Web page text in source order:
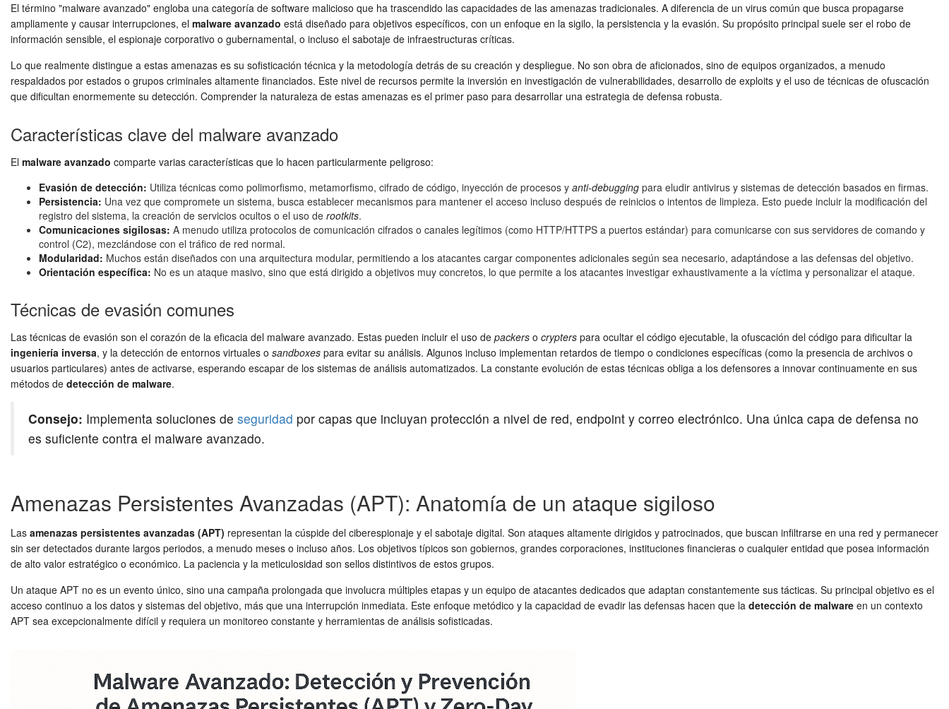
El término "malware avanzado" engloba una categoría de software malicioso que ha trascendido las capacidades de las amenazas tradicionales. A diferencia de un virus común que busca propagarse
ampliamente y causar interrupciones, el malware avanzado está diseñado para objetivos específicos, con un enfoque en la sigilo, la persistencia y la evasión. Su propósito principal suele ser el robo de
información sensible, el espionaje corporativo o gubernamental, o incluso el sabotaje de infraestructuras críticas.
Lo que realmente distingue a estas amenazas es su sofisticación técnica y la metodología detrás de su creación y despliegue. No son obra de aficionados, sino de equipos organizados, a menudo
respaldados por estados o grupos criminales altamente financiados. Este nivel de recursos permite la inversión en investigación de vulnerabilidades, desarrollo de exploits y el uso de técnicas de ofuscación
que dificultan enormemente su detección. Comprender la naturaleza de estas amenazas es el primer paso para desarrollar una estrategia de defensa robusta.
Características clave del malware avanzado
El malware avanzado comparte varias características que lo hacen particularmente peligroso:
Evasión de detección: Utiliza técnicas como polimorfismo, metamorfismo, cifrado de código, inyección de procesos y anti-debugging para eludir antivirus y sistemas de detección basados en firmas.
Persistencia: Una vez que compromete un sistema, busca establecer mecanismos para mantener el acceso incluso después de reinicios o intentos de limpieza. Esto puede incluir la modificación del
registro del sistema, la creación de servicios ocultos o el uso de rootkits.
Comunicaciones sigilosas: A menudo utiliza protocolos de comunicación cifrados o canales legítimos (como HTTP/HTTPS a puertos estándar) para comunicarse con sus servidores de comando y
control (C2), mezclándose con el tráfico de red normal.
Modularidad: Muchos están diseñados con una arquitectura modular, permitiendo a los atacantes cargar componentes adicionales según sea necesario, adaptándose a las defensas del objetivo.
Orientación específica: No es un ataque masivo, sino que está dirigido a objetivos muy concretos, lo que permite a los atacantes investigar exhaustivamente a la víctima y personalizar el ataque.
Técnicas de evasión comunes
Las técnicas de evasión son el corazón de la eficacia del malware avanzado. Estas pueden incluir el uso de packers o crypters para ocultar el código ejecutable, la ofuscación del código para dificultar la
ingeniería inversa, y la detección de entornos virtuales o sandboxes para evitar su análisis. Algunos incluso implementan retardos de tiempo o condiciones específicas (como la presencia de archivos o
usuarios particulares) antes de activarse, esperando escapar de los sistemas de análisis automatizados. La constante evolución de estas técnicas obliga a los defensores a innovar continuamente en sus
métodos de detección de malware.
Consejo: Implementa soluciones de seguridad por capas que incluyan protección a nivel de red, endpoint y correo electrónico. Una única capa de defensa no
es suficiente contra el malware avanzado.
Amenazas Persistentes Avanzadas (APT): Anatomía de un ataque sigiloso
Las amenazas persistentes avanzadas (APT) representan la cúspide del ciberespionaje y el sabotaje digital. Son ataques altamente dirigidos y patrocinados, que buscan infiltrarse en una red y permanecer
sin ser detectados durante largos periodos, a menudo meses o incluso años. Los objetivos típicos son gobiernos, grandes corporaciones, instituciones financieras o cualquier entidad que posea información
de alto valor estratégico o económico. La paciencia y la meticulosidad son sellos distintivos de estos grupos.
Un ataque APT no es un evento único, sino una campaña prolongada que involucra múltiples etapas y un equipo de atacantes dedicados que adaptan constantemente sus tácticas. Su principal objetivo es el
acceso continuo a los datos y sistemas del objetivo, más que una interrupción inmediata. Este enfoque metódico y la capacidad de evadir las defensas hacen que la detección de malware en un contexto
APT sea excepcionalmente difícil y requiera un monitoreo constante y herramientas de análisis sofisticadas.